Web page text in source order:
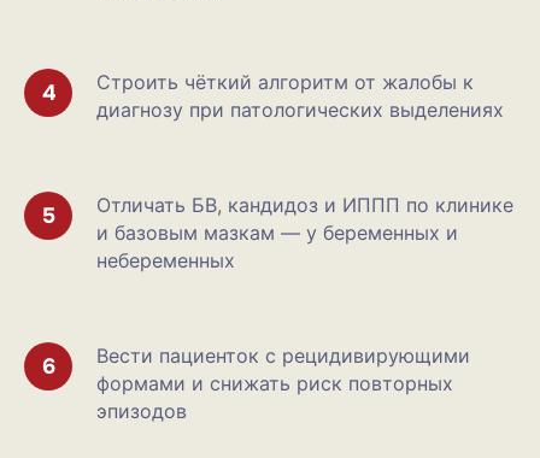
Строить чёткий алгоритм от жалобы к
диагнозу при патологических выделениях
Отличать БВ, кандидоз и ИППП по клинике
и базовым мазкам — у беременных и
небеременных
Вести пациенток с рецидивирующими
формами и снижать риск повторных
эпизодов